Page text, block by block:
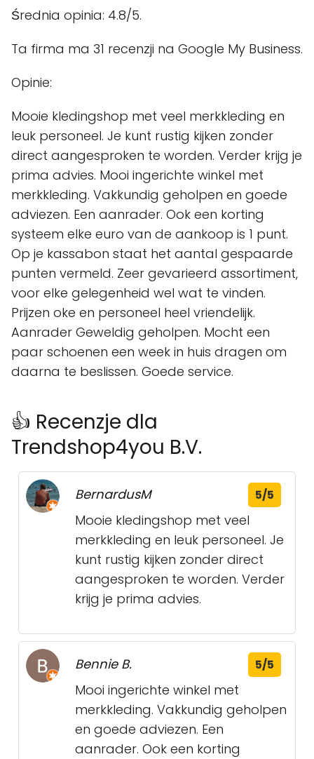
Średnia opinia: 4.8/5.
Ta firma ma 31 recenzji na Google My Business.
Opinie:
Mooie kledingshop met veel merkkleding en
leuk personeel. Je kunt rustig kijken zonder
direct aangesproken te worden. Verder krijg je
prima advies. Mooi ingerichte winkel met
merkkleding. Vakkundig geholpen en goede
adviezen. Een aanrader. Ook een korting
systeem elke euro van de aankoop is 1 punt.
Op je kassabon staat het aantal gespaarde
punten vermeld. Zeer gevarieerd assortiment,
voor elke gelegenheid wel wat te vinden.
Prijzen oke en personeel heel vriendelijk.
Aanrader Geweldig geholpen. Mocht een
paar schoenen een week in huis dragen om
daarna te beslissen. Goede service.
👍 Recenzje dla
Trendshop4you B.V.
BernardusM 5/5
Mooie kledingshop met veel
merkkleding en leuk personeel. Je
kunt rustig kijken zonder direct
aangesproken te worden. Verder
krijg je prima advies.
Bennie B. 5/5
Mooi ingerichte winkel met
merkkleding. Vakkundig geholpen
en goede adviezen. Een
aanrader. Ook een korting